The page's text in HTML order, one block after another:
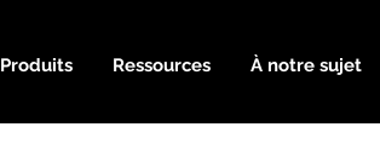
Produits Ressources À notre sujet